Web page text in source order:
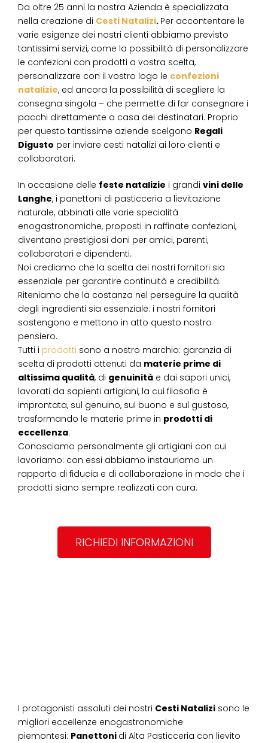
Da oltre 25 anni la nostra Azienda è specializzata
nella creazione di Cesti Natalizi. Per accontentare le
varie esigenze dei nostri clienti abbiamo previsto
tantissimi servizi, come la possibilità di personalizzare
le confezioni con prodotti a vostra scelta,
personalizzare con il vostro logo le confezioni
natalizie, ed ancora la possibilità di scegliere la
consegna singola – che permette di far consegnare i
pacchi direttamente a casa dei destinatari. Proprio
per questo tantissime aziende scelgono Regali
Digusto per inviare cesti natalizi ai loro clienti e
collaboratori.
In occasione delle feste natalizie i grandi vini delle
Langhe, i panettoni di pasticceria a lievitazione
naturale, abbinati alle varie specialità
enogastronomiche, proposti in raffinate confezioni,
diventano prestigiosi doni per amici, parenti,
collaboratori e dipendenti.
Noi crediamo che la scelta dei nostri fornitori sia
essenziale per garantire continuità e credibilità.
Riteniamo che la costanza nel perseguire la qualità
degli ingredienti sia essenziale: i nostri fornitori
sostengono e mettono in atto questo nostro
pensiero.
Tutti i prodotti sono a nostro marchio: garanzia di
scelta di prodotti ottenuti da materie prime di
altissima qualità, di genuinità e dai sapori unici,
lavorati da sapienti artigiani, la cui filosofia è
improntata, sul genuino, sul buono e sul gustoso,
trasformando le materie prime in prodotti di
eccellenza.
Conosciamo personalmente gli artigiani con cui
lavoriamo: con essi abbiamo instauriamo un
rapporto di fiducia e di collaborazione in modo che i
prodotti siano sempre realizzati con cura.
RICHIEDI INFORMAZIONI
I protagonisti assoluti dei nostri Cesti Natalizi sono le
migliori eccellenze enogastronomiche
piemontesi: Panettoni di Alta Pasticceria con lievito